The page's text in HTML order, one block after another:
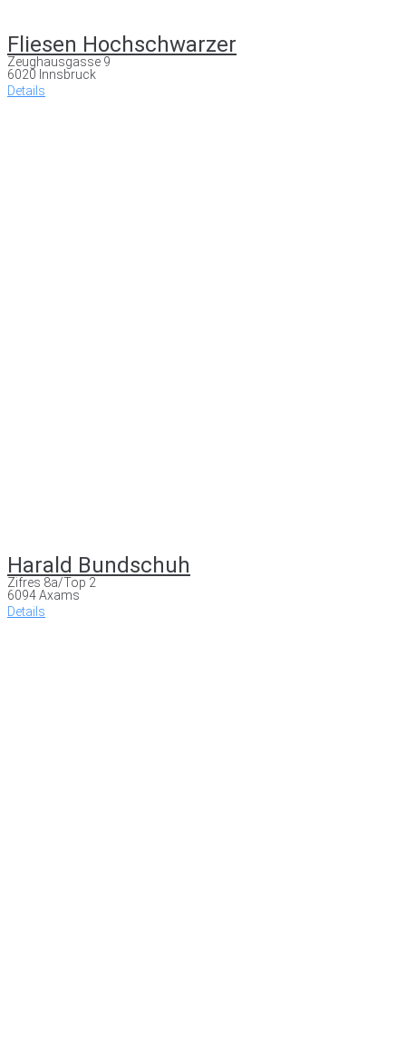
Fliesen Hochschwarzer
Zeughausgasse 9
6020 Innsbruck
Details
Harald Bundschuh
Zifres 8a/Top 2
6094 Axams
Details